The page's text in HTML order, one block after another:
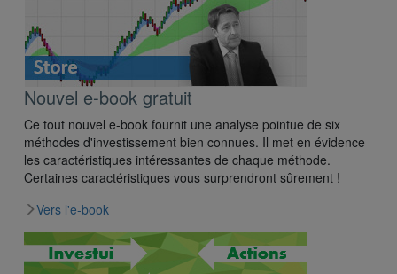
Nouvel e-book gratuit
Ce tout nouvel e-book fournit une analyse pointue de six
méthodes d'investissement bien connues. Il met en évidence
les caractéristiques intéressantes de chaque méthode.
Certaines caractéristiques vous surprendront sûrement !
Vers l'e-book